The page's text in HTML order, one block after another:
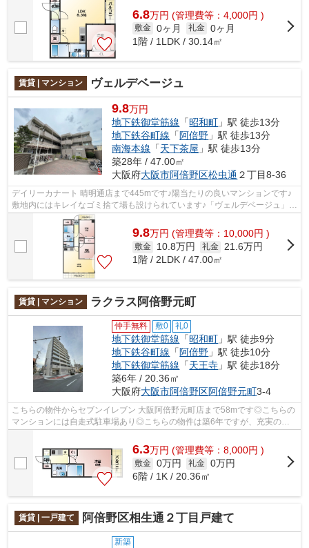
6.8万円 (管理費等：4,000円 )
敷金 0ヶ月 礼金 0ヶ月
1階 / 1LDK / 30.14㎡
賃貸 | マンション ヴェルデベージュ
9.8万円
地下鉄御堂筋線 「昭和町 」駅 徒歩13分
地下鉄谷町線 「 阿倍野 」駅 徒歩13分
南海本線 「天下茶屋 」駅 徒歩13分
築28年 / 47.00㎡
大阪府大阪市阿倍野区松虫通 ２丁目8-36
デイリーカナート 晴明通店まで445mです♪陽当たりの良いマンションです♪
敷地内にはキレイなゴミ捨て場も設けられています♪「ヴェルデベージュ」の
物件情報をお探しならお気軽にお問い...
9.8万円 (管理費等：10,000円 )
敷金 10.8万円 礼金 21.6万円
1階 / 2LDK / 47.00㎡
賃貸 | マンション ラクラス阿倍野元町
仲手無料 敷0 礼0
地下鉄御堂筋線 「昭和町 」駅 徒歩9分
地下鉄谷町線 「阿倍野 」駅 徒歩10分
地下鉄御堂筋線 「天王寺 」駅 徒歩18分
築6年 / 20.36㎡
大阪府大阪市阿倍野区阿倍野元町3-4
こちらの物件からセブンイレブン 大阪阿倍野元町店まで58mです◎こちらの
マンションには自走式駐車場あり◎こちらの物件は築6年ですが、充実の設
備が整っています◎共用部には敷地内ごみ...
6.3万円 (管理費等：8,000円 )
敷金 0万円 礼金 0万円
6階 / 1K / 20.36㎡
賃貸 | 一戸建て 阿倍野区相生通２丁目戸建て
新築